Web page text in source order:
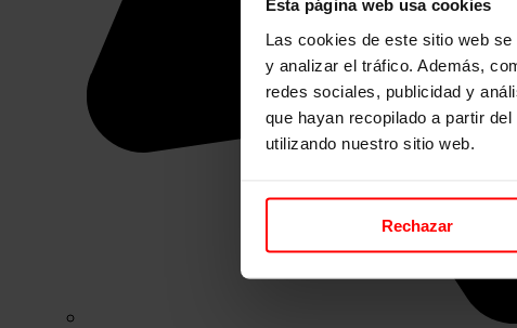
Esta página web usa cookies
Las cookies de este sitio web
y analizar el tráfico. Además,
redes sociales, publicidad y
que hayan recopilado a partir
utilizando nuestro sitio web.
Rechazar